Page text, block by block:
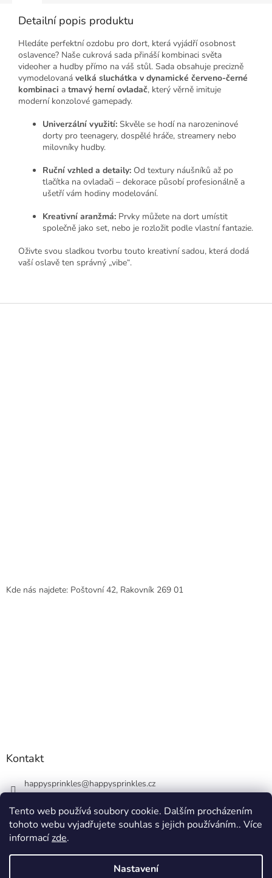
Tento web používá soubory cookie. Dalším procházením
tohoto webu vyjadřujete souhlas s jejich používáním.. Více
informacízde.
Nastavení
Detailní popis produktu
Hledáte perfektní ozdobu pro dort, která vyjádří osobnost
oslavence? Naše cukrová sada přináší kombinaci světa
videoher a hudby přímo na váš stůl. Sada obsahuje precizně
vymodelovaná velká sluchátka v dynamické červeno-černé
kombinaci a tmavý herní ovladač, který věrně imituje
moderní konzolové gamepady.
Univerzální využití: Skvěle se hodí na narozeninové
dorty pro teenagery, dospělé hráče, streamery nebo
milovníky hudby.
Ruční vzhled a detaily: Od textury náušníků až po
tlačítka na ovladači – dekorace působí profesionálně a
ušetří vám hodiny modelování.
Kreativní aranžmá: Prvky můžete na dort umístit
společně jako set, nebo je rozložit podle vlastní fantazie.
Oživte svou sladkou tvorbu touto kreativní sadou, která dodá
vaší oslavě ten správný „vibe“.
Z
Kde nás najdete: Poštovní 42, Rakovník 269 01
Kontakt
happysprinkles@happysprinkles.cz
Vytvořil Shoptet